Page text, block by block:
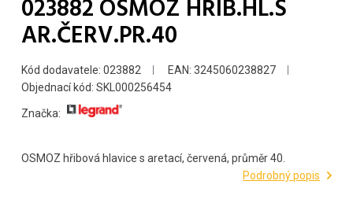
023882 OSMOZ HŘIB.HL.S
AR.ČERV.PR.40
Kód dodavatele: 023882
EAN: 3245060238827
Objednací kód: SKL000256454
Značka:
OSMOZ hřibová hlavice s aretací, červená, průměr 40.
Podrobný popis